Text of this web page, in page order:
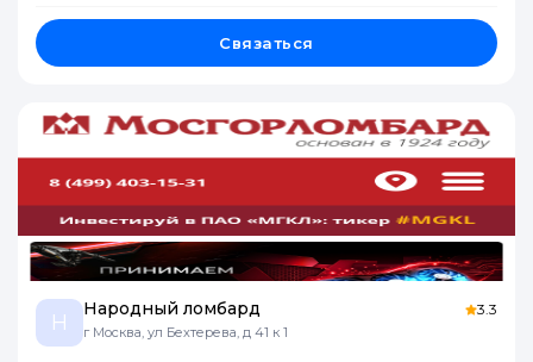
Связаться
Н
Народный ломбард
г Москва, ул Бехтерева, д 41 к 1
3.3